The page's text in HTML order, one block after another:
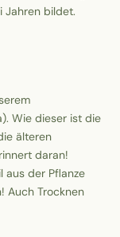
Jahren bildet.
Wie dieser ist die
älteren
daran!
aus der Pflanze
Auch Trocknen